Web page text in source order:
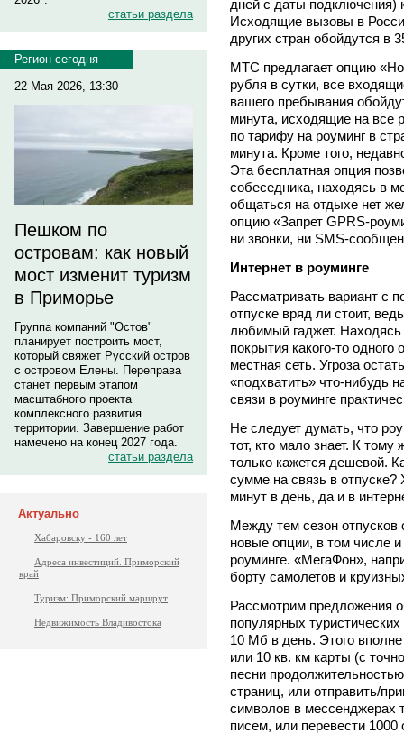
статьи раздела
Регион сегодня
22 Мая 2026, 13:30
Пешком по
островам: как новый
мост изменит туризм
в Приморье
Группа компаний "Остов"
планирует построить мост,
который свяжет Русский остров
с островом Елены. Переправа
станет первым этапом
масштабного проекта
комплексного развития
территории. Завершение работ
намечено на конец 2027 года.
статьи раздела
Актуально
Хабаровску - 160 лет
Адреса инвестиций. Приморский
край
Туризм: Приморский маршрут
Недвижимость Владивостока
дней с даты подключения)
Исходящие вызовы в
других стран обойдутся в
МТС предлагает опцию
рубля в сутки, все
вашего пребывания
минута, исходящие на все
по тарифу на роуминг в
минута. Кроме того,
Эта бесплатная опция
собеседника, находясь в
общаться на отдыхе нет
опцию «Запрет GPRS-
ни звонки, ни SMS-
Интернет в роуминге
Рассматривать вариант с
отпуске вряд ли стоит,
любимый гаджет. Находясь
покрытия какого-то
местная сеть. Угроза
«подхватить» что-нибудь
связи в роуминге
Не следует думать, что
тот, кто мало знает. К тому
только кажется дешевой.
сумме на связь в отпуске?
минут в день, да и в
Между тем сезон отпусков
новые опции, в том числе
роуминге. «МегаФон»,
борту самолетов и
Рассмотрим предложения
популярных
10 Мб в день. Этого
или 10 кв. км карты (с
песни
страниц, или отправить/
символов в мессенджерах
писем, или перевести 1000